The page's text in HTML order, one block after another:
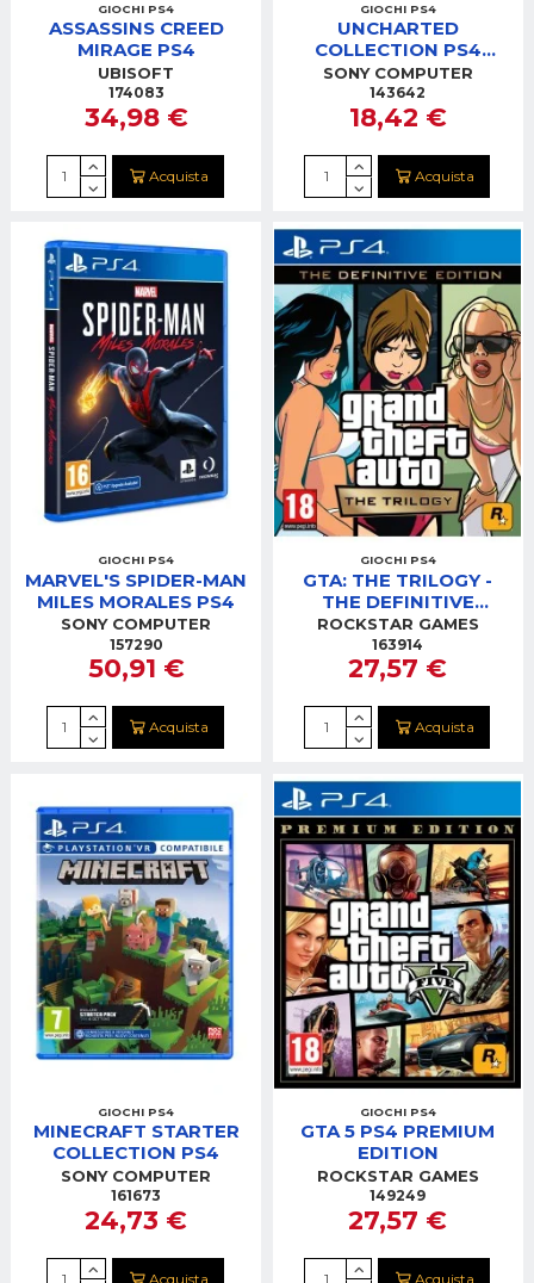
GIOCHI PS4
ASSASSINS CREED
MIRAGE PS4
UBISOFT
174083
34,98 €
Acquista
GIOCHI PS4
UNCHARTED
COLLECTION PS4
PLAYSTATION HITS
SONY COMPUTER
143642
18,42 €
Acquista
GIOCHI PS4
MARVEL'S SPIDER-MAN
MILES MORALES PS4
SONY COMPUTER
157290
50,91 €
Acquista
GIOCHI PS4
GTA: THE TRILOGY -
THE DEFINITIVE
EDITION PS4/PS5
ROCKSTAR GAMES
163914
27,57 €
Acquista
GIOCHI PS4
MINECRAFT STARTER
COLLECTION PS4
SONY COMPUTER
161673
24,73 €
Acquista
GIOCHI PS4
GTA 5 PS4 PREMIUM
EDITION
ROCKSTAR GAMES
149249
27,57 €
Acquista